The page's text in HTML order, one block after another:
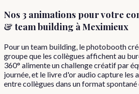
Nos 3 animations pour votre
& team building à Meximieux
Pour un team building, le photobooth
groupe que les collègues affichent au
360° alimente un challenge créatif par
journée, et le livre d'or audio capture les
entre collègues dans un format spontané